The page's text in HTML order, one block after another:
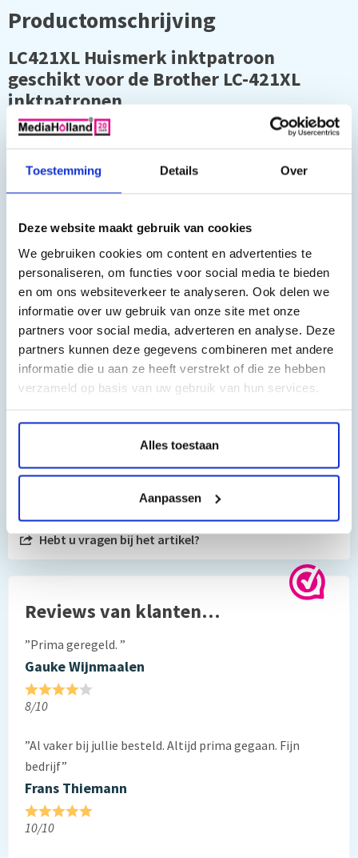
Toestemming Details Over
Deze website maakt gebruik van cookies
We gebruiken cookies om content en advertenties te
personaliseren, om functies voor social media te bieden
en om ons websiteverkeer te analyseren. Ook delen we
informatie over uw gebruik van onze site met onze
partners voor social media, adverteren en analyse. Deze
partners kunnen deze gegevens combineren met andere
informatie die u aan ze heeft verstrekt of die ze hebben
verzameld op basis van uw gebruik van hun services.
Alles toestaan
Aanpassen
Productomschrijving
LC421XL Huismerk inktpatroon
geschikt voor de Brother LC-421XL
inktpatronen
De set bestaat uit:
1 x LC421XL Zwart 15 ml (ongeveer 700 pagina's)
1 x LC421XL Geel 10 ml (ongeveer 500 pagina's)
Geschikt voor de volgende printers:
Brother DCP-J1140DW
Brother MFC J1010DW
Brother DCP-J1050DW
Brother DCP-J1800DW
Toch nog een vraag?
Hebt u vragen bij het artikel?
Reviews van klanten…
”Prima geregeld. ”
Gauke Wijnmaalen
8/10
”Al vaker bij jullie besteld. Altijd prima gegaan. Fijn
bedrijf”
Frans Thiemann
10/10